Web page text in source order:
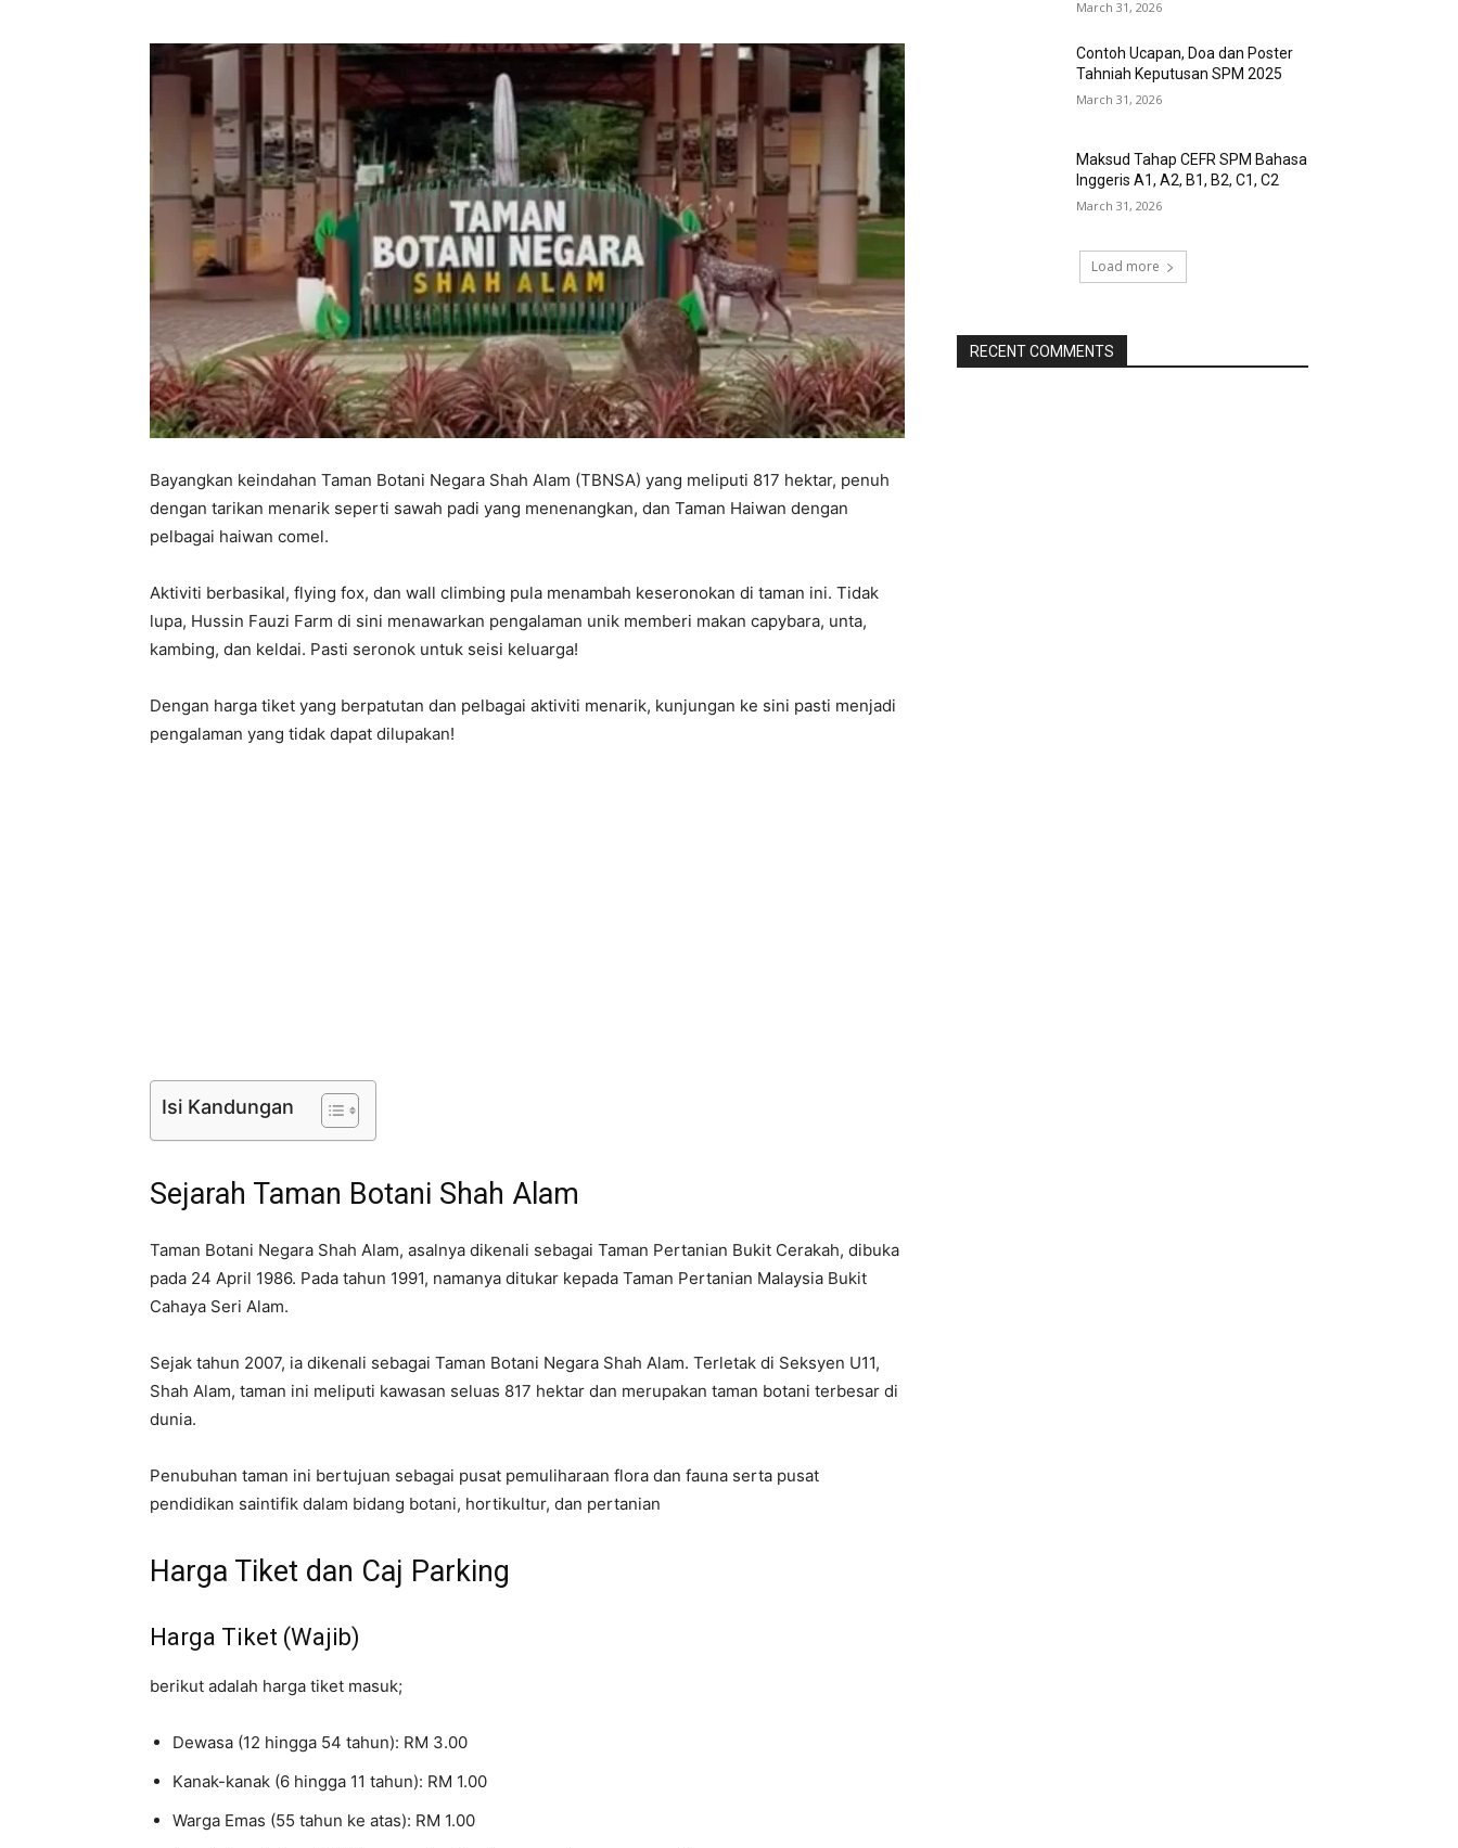
Bayangkan keindahan Taman Botani Negara Shah Alam (TBNSA) yang meliputi 817 hektar, penuh
dengan tarikan menarik seperti sawah padi yang menenangkan, dan Taman Haiwan dengan
pelbagai haiwan comel.
Aktiviti berbasikal, flying fox, dan wall climbing pula menambah keseronokan di taman ini. Tidak
lupa, Hussin Fauzi Farm di sini menawarkan pengalaman unik memberi makan capybara, unta,
kambing, dan keldai. Pasti seronok untuk seisi keluarga!
Dengan harga tiket yang berpatutan dan pelbagai aktiviti menarik, kunjungan ke sini pasti menjadi
pengalaman yang tidak dapat dilupakan!
Isi Kandungan
Sejarah Taman Botani Shah Alam
Taman Botani Negara Shah Alam, asalnya dikenali sebagai Taman Pertanian Bukit Cerakah, dibuka
pada 24 April 1986. Pada tahun 1991, namanya ditukar kepada Taman Pertanian Malaysia Bukit
Cahaya Seri Alam.
Sejak tahun 2007, ia dikenali sebagai Taman Botani Negara Shah Alam. Terletak di Seksyen U11,
Shah Alam, taman ini meliputi kawasan seluas 817 hektar dan merupakan taman botani terbesar di
dunia.
Penubuhan taman ini bertujuan sebagai pusat pemuliharaan flora dan fauna serta pusat
pendidikan saintifik dalam bidang botani, hortikultur, dan pertanian
Harga Tiket dan Caj Parking
Harga Tiket (Wajib)
berikut adalah harga tiket masuk;
Dewasa (12 hingga 54 tahun): RM 3.00
Kanak-kanak (6 hingga 11 tahun): RM 1.00
Warga Emas (55 tahun ke atas): RM 1.00
March 31, 2026
Contoh Ucapan, Doa dan Poster
Tahniah Keputusan SPM 2025
March 31, 2026
Maksud Tahap CEFR SPM Bahasa
Inggeris A1, A2, B1, B2, C1, C2
March 31, 2026
Load more
RECENT COMMENTS